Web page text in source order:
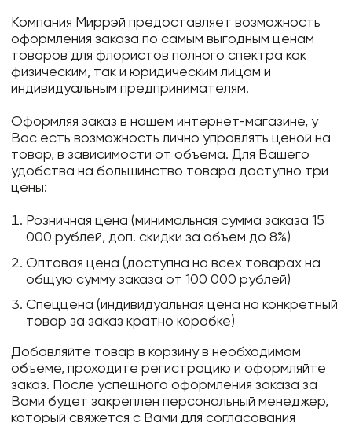
Компания Миррэй предоставляет возможность
оформления заказа по самым выгодным ценам
товаров для флористов полного спектра как
физическим, так и юридическим лицам и
индивидуальным предпринимателям.
Оформляя заказ в нашем интернет-магазине, у
Вас есть возможность лично управлять ценой на
товар, в зависимости от объема. Для Вашего
удобства на большинство товара доступно три
цены:
Розничная цена (минимальная сумма заказа 15
000 рублей, доп. скидки за объем до 8%)
Оптовая цена (доступна на всех товарах на
общую сумму заказа от 100 000 рублей)
Спеццена (индивидуальная цена на конкретный
товар за заказ кратно коробке)
Добавляйте товар в корзину в необходимом
объеме, проходите регистрацию и оформляйте
заказ. После успешного оформления заказа за
Вами будет закреплен персональный менеджер,
который свяжется с Вами для согласования